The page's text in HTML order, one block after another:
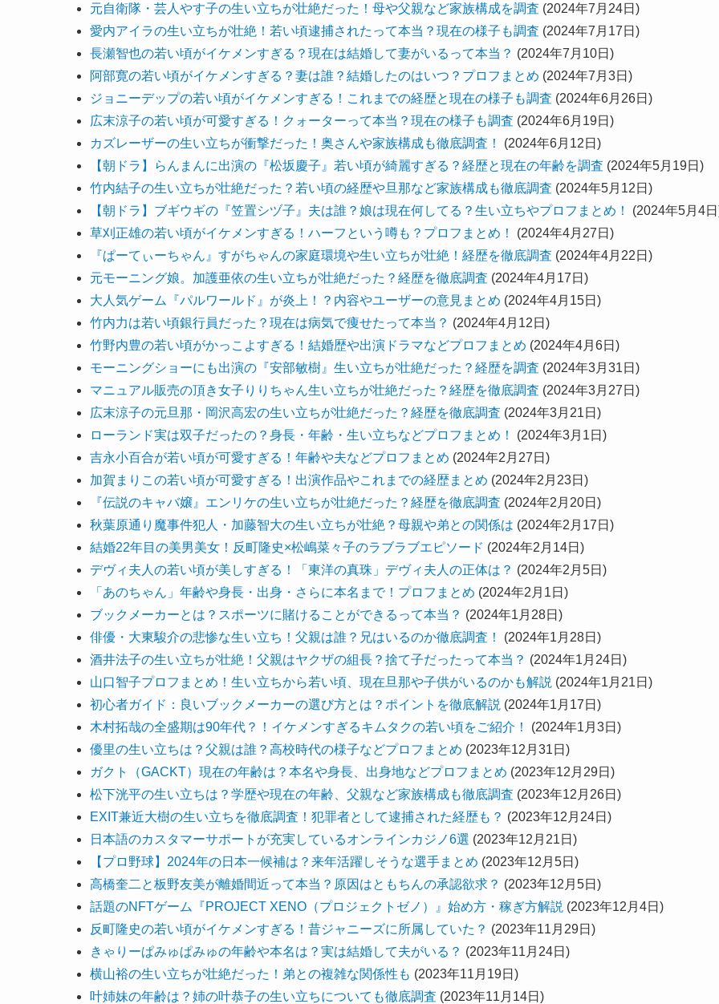
元自衛隊・芸人やす子の生い立ちが壮絶だった！母や父親など家族構成を調査 (2024年7月24日)
愛内アイラの生い立ちが壮絶！若い頃逮捕されたって本当？現在の様子も調査 (2024年7月17日)
長瀬智也の若い頃がイケメンすぎる？現在は結婚して妻がいるって本当？ (2024年7月10日)
阿部寛の若い頃がイケメンすぎる？妻は誰？結婚したのはいつ？プロフまとめ (2024年7月3日)
ジョニーデップの若い頃がイケメンすぎる！これまでの経歴と現在の様子も調査 (2024年6月26日)
広末涼子の若い頃が可愛すぎる！クォーターって本当？現在の様子も調査 (2024年6月19日)
カズレーザーの生い立ちが衝撃だった！奥さんや家族構成も徹底調査！
(2024年6月12日)
【朝ドラ】らんまんに出演の『松坂慶子』若い頃が綺麗すぎる？経歴と現在の年齢を調査 (2024年5月19日)
竹内結子の生い立ちが壮絶だった？若い頃の経歴や旦那など家族構成も徹底調査 (2024年5月12日)
【朝ドラ】ブギウギの『笠置シヅ子』夫は誰？娘は現在何してる？生い立ちやプロフまとめ！
(2024年5月4
草刈正雄の若い頃がイケメンすぎる！ハーフという噂も？プロフまとめ！
(2024年4月27日)
『ぱーてぃーちゃん』すがちゃんの家庭環境や生い立ちが壮絶！経歴を徹底調査 (2024年4月22日)
元モーニング娘。加護亜依の生い立ちが壮絶だった？経歴を徹底調査 (2024年4月17日)
大人気ゲーム『パルワールド』が炎上！？内容やユーザーの意見まとめ (2024年4月15日)
竹内力は若い頃銀行員だった？現在は病気で痩せたって本当？ (2024年4月12日)
竹野内豊の若い頃がかっこよすぎる！結婚歴や出演ドラマなどプロフまとめ (2024年4月6日)
モーニングショーにも出演の『安部敏樹』生い立ちが壮絶だった？経歴を調査 (2024年3月31日)
マニュアル販売の頂き女子りりちゃん生い立ちが壮絶だった？経歴を徹底調査 (2024年3月27日)
広末涼子の元旦那・岡沢高宏の生い立ちが壮絶だった？経歴を徹底調査 (2024年3月21日)
ローランド実は双子だったの？身長・年齢・生い立ちなどプロフまとめ！
(2024年3月1日)
吉永小百合が若い頃が可愛すぎる！年齢や夫などプロフまとめ (2024年2月27日)
加賀まりこの若い頃が可愛すぎる！出演作品やこれまでの経歴まとめ (2024年2月23日)
『伝説のキャバ嬢』エンリケの生い立ちが壮絶だった？経歴を徹底調査 (2024年2月20日)
秋葉原通り魔事件犯人・加藤智大の生い立ちが壮絶？母親や弟との関係は (2024年2月17日)
結婚22年目の美男美女！反町隆史×松嶋菜々子のラブラブエピソード (2024年2月14日)
デヴィ夫人の若い頃が美しすぎる！「東洋の真珠」デヴィ夫人の正体は？ (2024年2月5日)
「あのちゃん」年齢や身長・出身・さらに本名まで！プロフまとめ (2024年2月1日)
ブックメーカーとは？スポーツに賭けることができるって本当？ (2024年1月28日)
俳優・大東駿介の悲惨な生い立ち！父親は誰？兄はいるのか徹底調査！
(2024年1月28日)
酒井法子の生い立ちが壮絶！父親はヤクザの組長？捨て子だったって本当？ (2024年1月24日)
山口智子プロフまとめ！生い立ちから若い頃、現在旦那や子供がいるのかも解説 (2024年1月21日)
初心者ガイド：良いブックメーカーの選び方とは？ポイントを徹底解説 (2024年1月17日)
木村拓哉の全盛期は90年代？！イケメンすぎるキムタクの若い頃をご紹介！
(2024年1月3日)
優里の生い立ちは？父親は誰？高校時代の様子などプロフまとめ (2023年12月31日)
ガクト（GACKT）現在の年齢は？本名や身長、出身地などプロフまとめ (2023年12月29日)
松下洸平の生い立ちは？学歴や現在の年齢、父親など家族構成も徹底調査 (2023年12月26日)
EXIT兼近大樹の生い立ちを徹底調査！犯罪者として逮捕された経歴も？ (2023年12月24日)
日本語のカスタマーサポートが充実しているオンラインカジノ6選 (2023年12月21日)
【プロ野球】2024年の日本一候補は？来年活躍しそうな選手まとめ (2023年12月5日)
高橋奎二と板野友美が離婚間近って本当？原因はともちんの承認欲求？ (2023年12月5日)
話題のNFTゲーム『PROJECT XENO（プロジェクトゼノ）』始め方・稼ぎ方解説 (2023年12月4日)
反町隆史の若い頃がイケメンすぎる！昔ジャニーズに所属していた？ (2023年11月29日)
きゃりーぱみゅぱみゅの年齢や本名は？実は結婚して夫がいる？ (2023年11月24日)
横山裕の生い立ちが壮絶だった！弟との複雑な関係性も (2023年11月19日)
叶姉妹の年齢は？姉の叶恭子の生い立ちについても徹底調査 (2023年11月14日)